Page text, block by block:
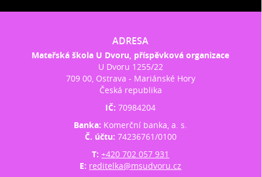
ADRESA
Mateřská škola U Dvoru, příspěvková organizace
U Dvoru 1255/22
709 00, Ostrava - Mariánské Hory
Česká republika
IČ:70984204
Banka: Komerční banka, a. s.
Č. účtu: 74236761/0100
T:+420 702 057 931
E: reditelka@msudvoru.cz